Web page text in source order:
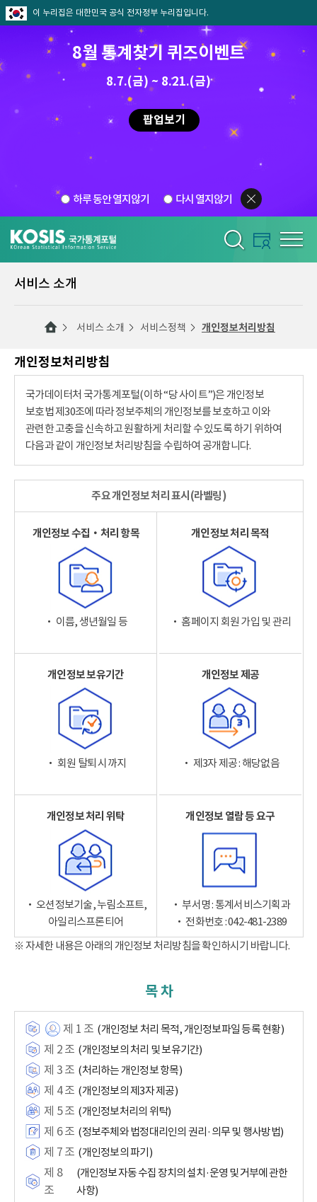
이 누리집은 대한민국 공식 전자정부 누리집입니다.
8월 통계찾기 퀴즈이벤트
8.7.(금) ~ 8.21.(금)
팝업보기
하루 동안 열지않기 다시 열지않기
서비스 소개
서비스 소개 서비스정책 개인정보처리방침
개인정보처리방침
국가데이터처 국가통계포털(이하 “당 사이트”)은 개인정보
보호법 제30조에 따라 정보주체의 개인정보를 보호하고 이와
관련한 고충을 신속하고 원활하게 처리할 수 있도록 하기 위하여
다음과 같이 개인정보 처리방침을 수립하여 공개합니다.
주요 개인정보 처리 표시(라벨링)
개인정보 수집‧처리 항목
‧ 이름, 생년월일 등
개인정보 처리 목적
‧ 홈페이지 회원 가입 및 관리
개인정보 보유기간
‧ 회원 탈퇴 시까지
개인정보 제공
‧ 제3자 제공 : 해당없음
개인정보 처리 위탁
‧ 오션정보기술, 누림소프트,
아일리스프론티어
개인정보 열람 등 요구
‧ 부서명 : 통계서비스기획과
‧ 전화번호 : 042-481-2389
※ 자세한 내용은 아래의 개인정보 처리방침을 확인하시기 바랍니다.
목 차
제 1 조 (개인정보 처리 목적, 개인정보파일 등록 현황)
제 2 조 (개인정보의 처리 및 보유기간)
제 3 조 (처리하는 개인정보 항목)
제 4 조 (개인정보의 제3자 제공)
제 5 조 (개인정보처리의 위탁)
제 6 조 (정보주체와 법정대리인의 권리·의무 및 행사방법)
제 7 조 (개인정보의 파기)
제 8
조
(개인정보 자동 수집 장치의 설치·운영 및 거부에 관한
사항)